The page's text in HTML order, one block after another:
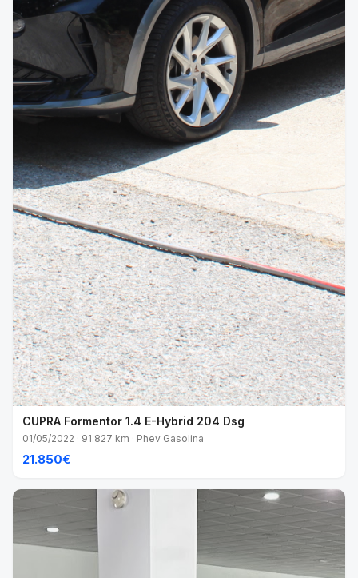
CUPRA Formentor 1.4 E-Hybrid 204 Dsg
01/05/2022 · 91.827 km · Phev Gasolina
21.850€